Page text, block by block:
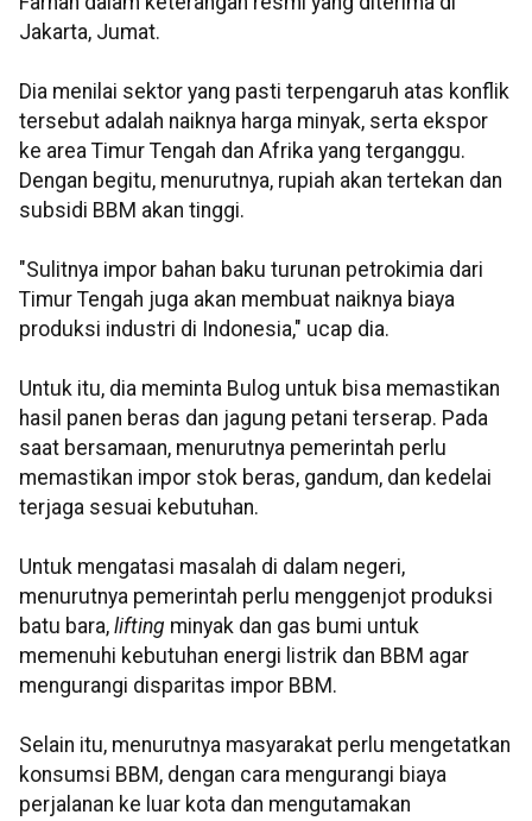
Jakarta, Jumat.
Dia menilai sektor yang pasti terpengaruh atas konflik
tersebut adalah naiknya harga minyak, serta ekspor
ke area Timur Tengah dan Afrika yang terganggu.
Dengan begitu, menurutnya, rupiah akan tertekan dan
subsidi BBM akan tinggi.
"Sulitnya impor bahan baku turunan petrokimia dari
Timur Tengah juga akan membuat naiknya biaya
produksi industri di Indonesia," ucap dia.
Untuk itu, dia meminta Bulog untuk bisa memastikan
hasil panen beras dan jagung petani terserap. Pada
saat bersamaan, menurutnya pemerintah perlu
memastikan impor stok beras, gandum, dan kedelai
terjaga sesuai kebutuhan.
Untuk mengatasi masalah di dalam negeri,
menurutnya pemerintah perlu menggenjot produksi
batu bara, lifting minyak dan gas bumi untuk
memenuhi kebutuhan energi listrik dan BBM agar
mengurangi disparitas impor BBM.
Selain itu, menurutnya masyarakat perlu mengetatkan
konsumsi BBM, dengan cara mengurangi biaya
perjalanan ke luar kota dan mengutamakan